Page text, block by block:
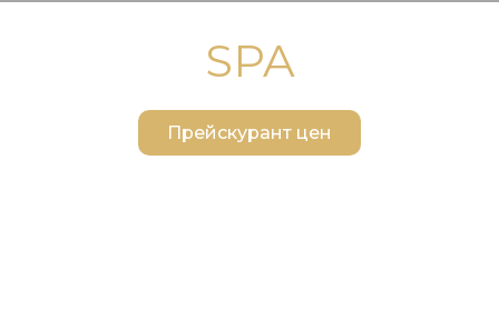
SPA
Прейскурант цен